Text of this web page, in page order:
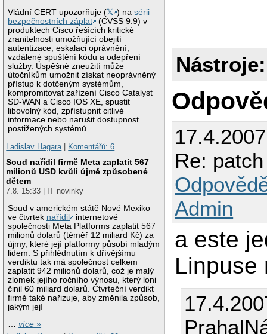
Vládní CERT upozorňuje (𝕏 ) nasérii
bezpečnostních záplat
(CVSS 9.9) v
produktech Cisco řešících kritické
zranitelnosti umožňující obejití
autentizace, eskalaci oprávnění,
vzdálené spuštění kódu a odepření
služby. Úspěšné zneužití může
útočníkům umožnit získat neoprávněný
přístup k dotčeným systémům,
kompromitovat zařízení Cisco Catalyst
SD-WAN a Cisco IOS XE, spustit
libovolný kód, zpřístupnit citlivé
informace nebo narušit dostupnost
postižených systémů.
Ladislav Hagara | Komentářů: 6
Soud nařídil firmě Meta zaplatit 567
milionů USD kvůli újmě způsobené
dětem
7.8. 15:33 | IT novinky
Soud v americkém státě Nové Mexiko
ve čtvrtek nařídil
internetové
společnosti Meta Platforms zaplatit 567
milionů dolarů (téměř 12 miliard Kč) za
újmy, které její platformy působí mladým
lidem. S přihlédnutím k dřívějšímu
verdiktu tak má společnost celkem
zaplatit 942 milionů dolarů, což je malý
zlomek jejího ročního výnosu, který loni
činil 60 miliard dolarů. Čtvrteční verdikt
firmě také nařizuje, aby změnila způsob,
jakým její
…více »
Nástroje:
Re:
Admin
a este
Linpuse